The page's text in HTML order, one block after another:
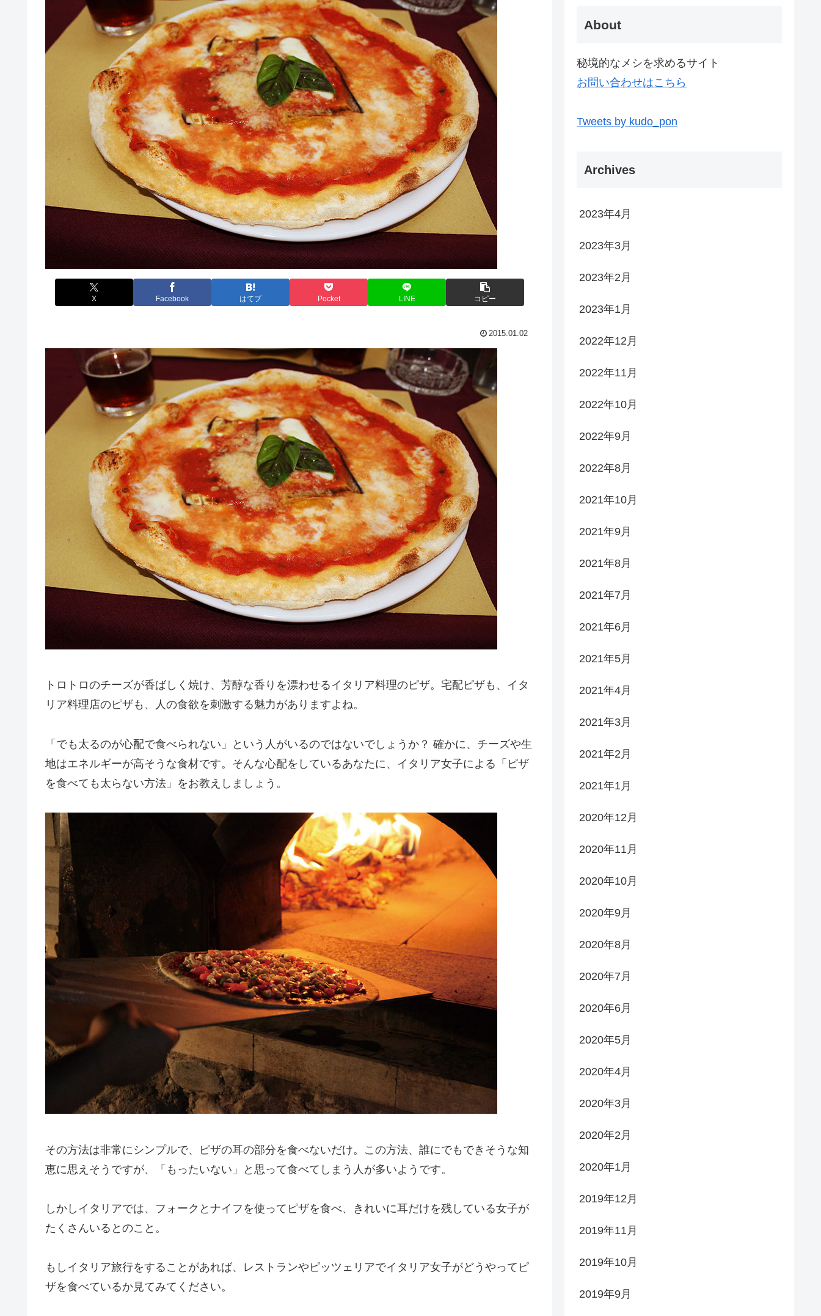
X Facebook はてブ Pocket LINE コピー
2015.01.02
トロトロのチーズが香ばしく焼け、芳醇な香りを漂わせるイタリア料理のピザ。宅配ピザも、イタ
リア料理店のピザも、人の食欲を刺激する魅力がありますよね。
「でも太るのが心配で食べられない」という人がいるのではないでしょうか？ 確かに、チーズや生
地はエネルギーが高そうな食材です。そんな心配をしているあなたに、イタリア女子による「ピザ
を食べても太らない方法」をお教えしましょう。
その方法は非常にシンプルで、ピザの耳の部分を食べないだけ。この方法、誰にでもできそうな知
恵に思えそうですが、「もったいない」と思って食べてしまう人が多いようです。
しかしイタリアでは、フォークとナイフを使ってピザを食べ、きれいに耳だけを残している女子が
たくさんいるとのこと。
もしイタリア旅行をすることがあれば、レストランやピッツェリアでイタリア女子がどうやってピ
ザを食べているか見てみてください。
About
秘境的なメシを求めるサイト
お問い合わせはこちら
Tweets by kudo_pon
Archives
2023年4月
2023年3月
2023年2月
2023年1月
2022年12月
2022年11月
2022年10月
2022年9月
2022年8月
2021年10月
2021年9月
2021年8月
2021年7月
2021年6月
2021年5月
2021年4月
2021年3月
2021年2月
2021年1月
2020年12月
2020年11月
2020年10月
2020年9月
2020年8月
2020年7月
2020年6月
2020年5月
2020年4月
2020年3月
2020年2月
2020年1月
2019年12月
2019年11月
2019年10月
2019年9月